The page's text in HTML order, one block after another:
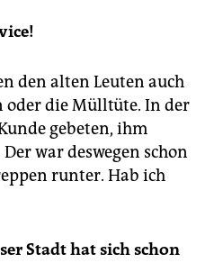
den alten Leuten auch
oder die Mülltüte. In der
gebeten, ihm
war deswegen schon
runter. Hab ich
Stadt hat sich schon